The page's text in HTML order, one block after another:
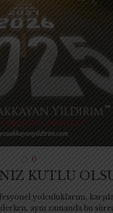
0
KUTLU
yolculuklarını,
aynı zamanda bu